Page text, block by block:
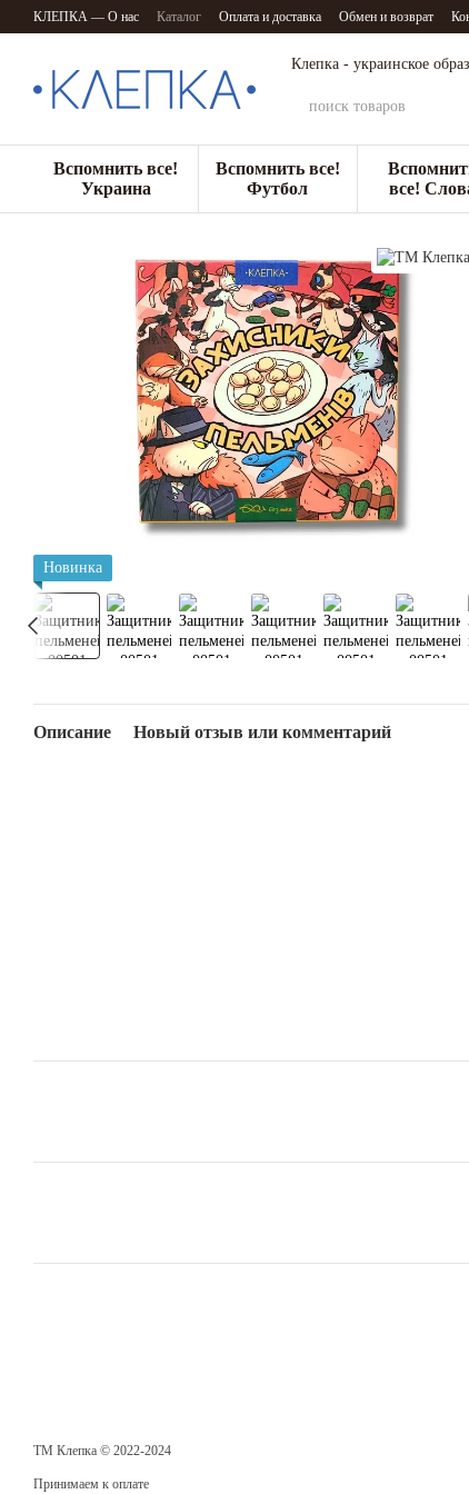
Перейти к основному контенту
КЛЕПКА — О нас Каталог Оплата и доставка Обмен и возврат
Клепка - украинское
Вспомнить все!
Украина
Вспомнить все!
Футбол
все!
Новинка
Описание Новый отзыв или комментарий
ТМ Клепка © 2022-2024
Принимаем к оплате